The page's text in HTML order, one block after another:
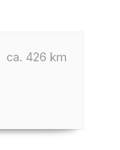
ca. 426 km